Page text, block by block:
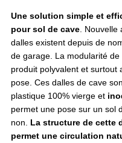
Une solution simple et
pour sol de cave. Nouvelle
dalles existent depuis de
de garage. La modularité de
produit polyvalent et surtout
pose. Ces dalles de cave
plastique 100% vierge et
permet une pose sur un sol
non. La structure de cette
permet une circulation